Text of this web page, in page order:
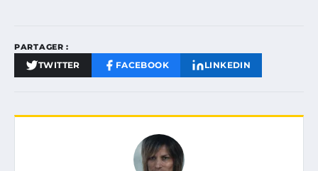
PARTAGER :
TWITTER FACEBOOK LINKEDIN